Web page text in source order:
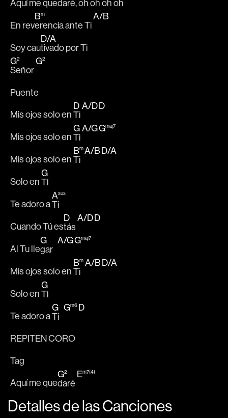
Aquí me quedaré, oh oh oh oh
En rev
Bm
erencia ante Ti
A/B
Soy cau
D/A
tivado por Ti
G2
Señor
G2
Puente
Mis ojos solo en
D
Ti
A/DD
Mis ojos solo en
G
Ti
A/GGmaj7
Mis ojos solo en
Bm
Ti
A/BD/A
Solo en
G
Ti
Te adoro a
Asus
Ti
Cuando Tú es
D
tás
A/DD
Al Tu lle
G
gar
A/GGmaj7
Mis ojos solo en
Bm
Ti
A/BD/A
Solo en
G
Ti
Te adoro a
G
Ti
Gm6 D
REPITEN CORO
Tag
Aquí me que
G2
daré
Em7(4)
Detalles de las Canciones